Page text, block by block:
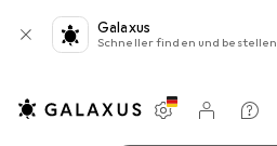
Galaxus
Schneller finden und bestellen
Einstellungen
Kundenkonto
Vergleichslisten
Merklisten
Warenkorb